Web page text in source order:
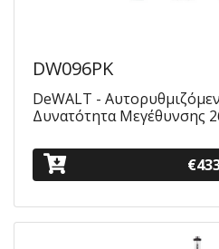
DW096PK
DeWALT -
Δυνατότητα Μεγέθυνσης